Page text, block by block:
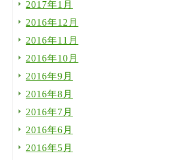
2017年1月
2016年12月
2016年11月
2016年10月
2016年9月
2016年8月
2016年7月
2016年6月
2016年5月